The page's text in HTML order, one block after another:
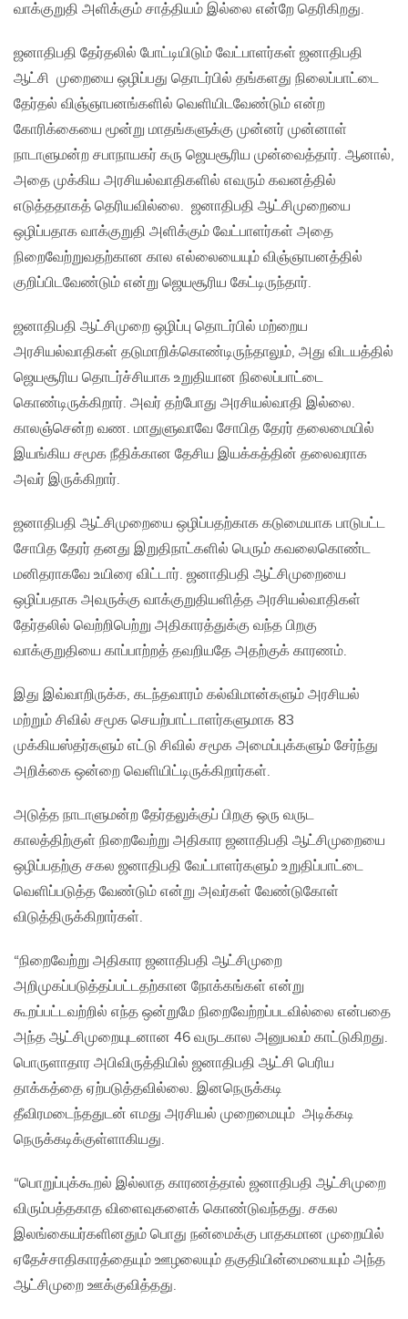
வாக்குறுதி அளிக்கும் சாத்தியம் இல்லை என்றே தெரிகிறது.
ஜனாதிபதி தேர்தலில் போட்டியிடும் வேட்பாளர்கள் ஜனாதிபதி
ஆட்சி முறையை ஒழிப்பது தொடர்பில் தங்களது நிலைப்பாட்டை
தேர்தல் விஞ்ஞாபனங்களில் வெளியிடவேண்டும் என்ற
கோரிக்கையை மூன்று மாதங்களுக்கு முன்னர் முன்னாள்
நாடாளுமன்ற சபாநாயகர் கரு ஜெயசூரிய முன்வைத்தார். ஆனால்,
அதை முக்கிய அரசியல்வாதிகளில் எவரும் கவனத்தில்
எடுத்ததாகத் தெரியவில்லை. ஜனாதிபதி ஆட்சிமுறையை
ஒழிப்பதாக வாக்குறுதி அளிக்கும் வேட்பாளர்கள் அதை
நிறைவேற்றுவதற்கான கால எல்லையையும் விஞ்ஞாபனத்தில்
குறிப்பிடவேண்டும் என்று ஜெயசூரிய கேட்டிருந்தார்.
ஜனாதிபதி ஆட்சிமுறை ஒழிப்பு தொடர்பில் மற்றைய
அரசியல்வாதிகள் தடுமாறிக்கொண்டிருந்தாலும், அது விடயத்தில்
ஜெயசூரிய தொடர்ச்சியாக உறுதியான நிலைப்பாட்டை
கொண்டிருக்கிறார். அவர் தற்போது அரசியல்வாதி இல்லை.
காலஞ்சென்ற வண. மாதுளுவாவே சோபித தேரர் தலைமையில்
இயங்கிய சமூக நீதிக்கான தேசிய இயக்கத்தின் தலைவராக
அவர் இருக்கிறார்.
ஜனாதிபதி ஆட்சிமுறையை ஒழிப்பதற்காக கடுமையாக பாடுபட்ட
சோபித தேரர் தனது இறுதிநாட்களில் பெரும் கவலைகொண்ட
மனிதராகவே உயிரை விட்டார். ஜனாதிபதி ஆட்சிமுறையை
ஒழிப்பதாக அவருக்கு வாக்குறுதியளித்த அரசியல்வாதிகள்
தேர்தலில் வெற்றிபெற்று அதிகாரத்துக்கு வந்த பிறகு
வாக்குறுதியை காப்பாற்றத் தவறியதே அதற்குக் காரணம்.
இது இவ்வாறிருக்க, கடந்தவாரம் கல்விமான்களும் அரசியல்
மற்றும் சிவில் சமூக செயற்பாட்டாளர்களுமாக 83
முக்கியஸ்தர்களும் எட்டு சிவில் சமூக அமைப்புக்களும் சேர்ந்து
அறிக்கை ஒன்றை வெளியிட்டிருக்கிறார்கள்.
அடுத்த நாடாளுமன்ற தேர்தலுக்குப் பிறகு ஒரு வருட
காலத்திற்குள் நிறைவேற்று அதிகார ஜனாதிபதி ஆட்சிமுறையை
ஒழிப்பதற்கு சகல ஜனாதிபதி வேட்பாளர்களும் உறுதிப்பாட்டை
வெளிப்படுத்த வேண்டும் என்று அவர்கள் வேண்டுகோள்
விடுத்திருக்கிறார்கள்.
“நிறைவேற்று அதிகார ஜனாதிபதி ஆட்சிமுறை
அறிமுகப்படுத்தப்பட்டதற்கான நோக்கங்கள் என்று
கூறப்பட்டவற்றில் எந்த ஒன்றுமே நிறைவேற்றப்படவில்லை என்பதை
அந்த ஆட்சிமுறையுடனான 46 வருடகால அனுபவம் காட்டுகிறது.
பொருளாதார அபிவிருத்தியில் ஜனாதிபதி ஆட்சி பெரிய
தாக்கத்தை ஏற்படுத்தவில்லை. இனநெருக்கடி
தீவிரமடைந்ததுடன் எமது அரசியல் முறைமையும் அடிக்கடி
நெருக்கடிக்குள்ளாகியது.
“பொறுப்புக்கூறல் இல்லாத காரணத்தால் ஜனாதிபதி ஆட்சிமுறை
விரும்பத்தகாத விளைவுகளைக் கொண்டுவந்தது. சகல
இலங்கையர்களினதும் பொது நன்மைக்கு பாதகமான முறையில்
ஏதேச்சாதிகாரத்தையும் ஊழலையும் தகுதியின்மையையும் அந்த
ஆட்சிமுறை ஊக்குவித்தது.